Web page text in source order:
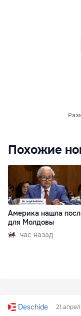
Похожие
Америка нашла
для Молдовы
час назад
Deschide 21